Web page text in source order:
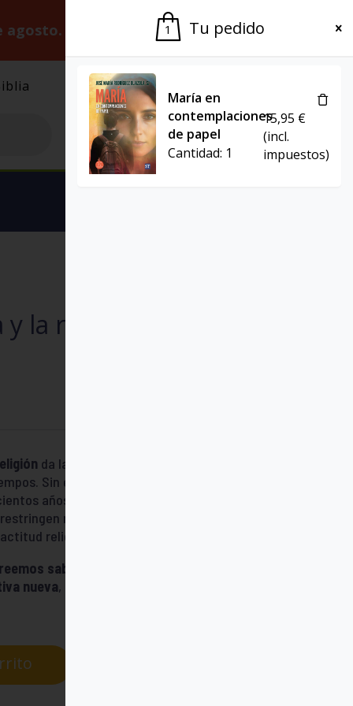
agosto. Gracias por la paciencia.
El Grupo
la religión (Ebook)
da la sensación de tratarse de una
Sin embargo,
años- . Y también aparente, puesto
nuestra comprensión de cómo
religiosa ante la vida.
saber
nueva, realmente provocadora y
1 Tu pedido
María en
contemplaciones
de papel
Cantidad: 1
15,95 €
(incl.
impuestos)